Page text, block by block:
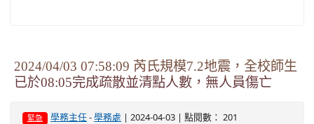
2024/04/03 07:58:09 芮氏規模7.2地震，全校師生
已於08:05完成疏散並清點人數，無人員傷亡
緊急 學務主任 -學務處 | 2024-04-03 | 點閱數： 201